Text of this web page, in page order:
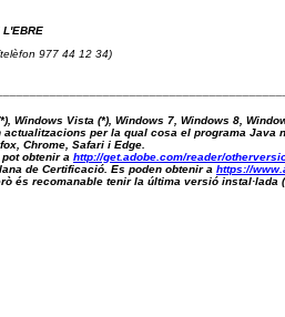
L'EBRE
977 44 12 34)
Windows Vista (*), Windows 7, Windows 8,
per la qual cosa el programa Java
Chrome, Safari i Edge.
pot obtenir a http://get.adobe.com/reader/
de Certificació. Es poden obtenir a https://
és recomanable tenir la última versió